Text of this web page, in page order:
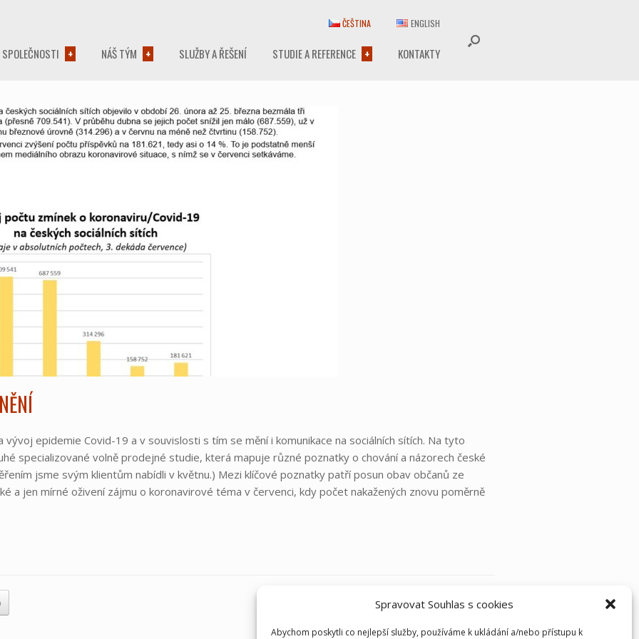
Spravovat Souhlas s cookies
Abychom poskytli co nejlepší služby, používáme k ukládání a/nebo přístupu k
SPOLEČNOSTI NÁŠ TÝM SLUŽBY A ŘEŠENÍ STUDIE A REFERENCE KONTAKTY
ČEŠTINA ENGLISH
vývoj epidemie Covid-19 a v souvislosti s tím se mění i komunikace na sociálních sítích. Na tyto
specializované volně prodejné studie, která mapuje různé poznatky o chování a názorech české
jsme svým klientům nabídli v květnu.) Mezi klíčové poznatky patří posun obav občanů ze
a jen mírné oživení zájmu o koronavirové téma v červenci, kdy počet nakažených znovu poměrně
Postoje ke koronaviru se mění →